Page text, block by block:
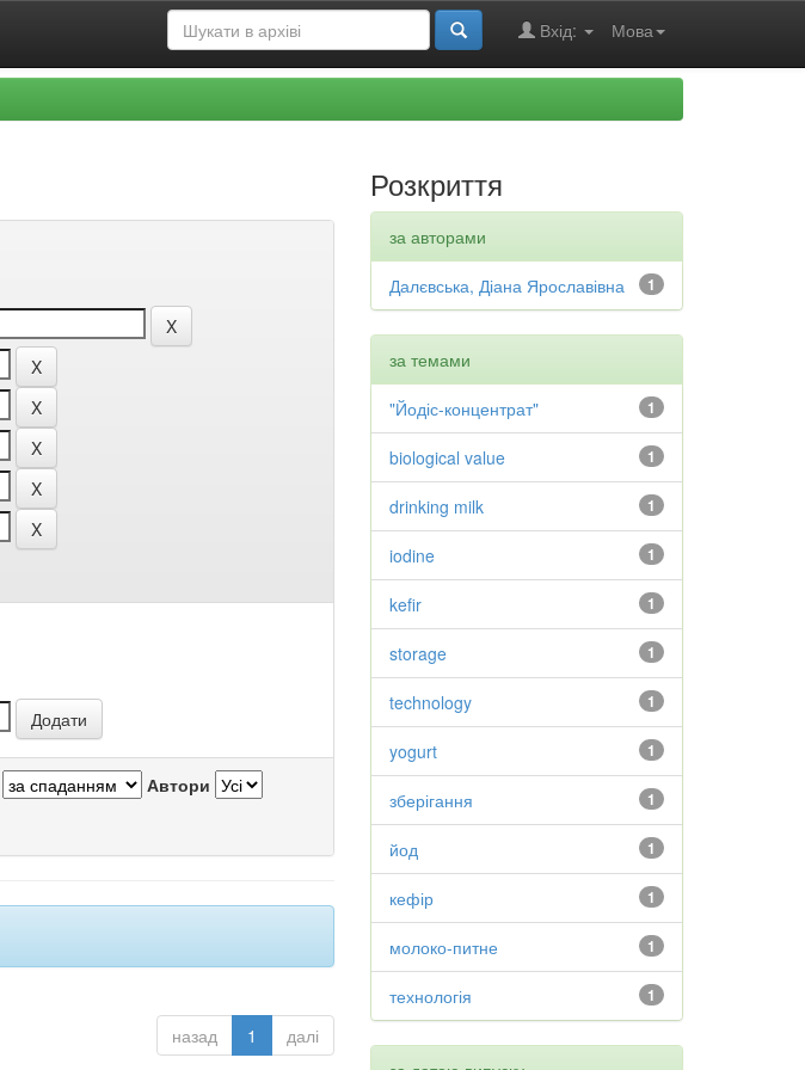
Мова
Вхід:
Автори
назад 1 далі
Розкриття
за авторами
1
Далєвська, Діана Ярославівна
за темами
1
"Йодіс-концентрат"
1
biological value
1
drinking milk
1
iodine
1
kefir
1
storage
1
technology
1
yogurt
1
зберігання
1
йод
1
кефір
1
молоко-питне
1
технологія